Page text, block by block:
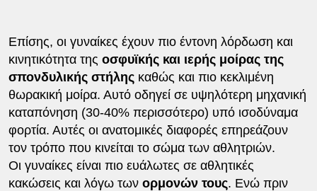
Επίσης, οι γυναίκες έχουν πιο έντονη λόρδωση και
κινητικότητα της οσφυϊκής και ιερής μοίρας της
σπονδυλικής στήληςκαθώς και πιο κεκλιμένη
θωρακική μοίρα. Αυτό οδηγεί σε υψηλότερη μηχανική
καταπόνηση (30-40% περισσότερο) υπό ισοδύναμα
φορτία. Αυτές οι ανατομικές διαφορές επηρεάζουν
τον τρόπο που κινείται το σώμα των αθλητριών.
Οι γυναίκες είναι πιο ευάλωτες σε αθλητικές
κακώσεις και λόγω των ορμονών τους. Ενώ πριν